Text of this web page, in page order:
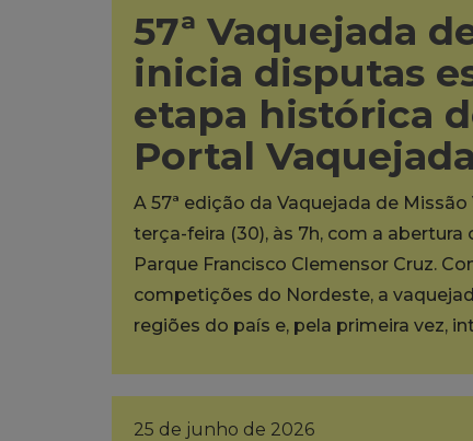
57ª Vaquejada
inicia disputas
etapa histórica
Portal Vaquejada
A 57ª edição da Vaquejada de
terça-feira (30), às 7h, com a
Parque Francisco Clemensor Cruz.
competições do Nordeste, a
regiões do país e, pela primeira vez,
25 de junho de 2026